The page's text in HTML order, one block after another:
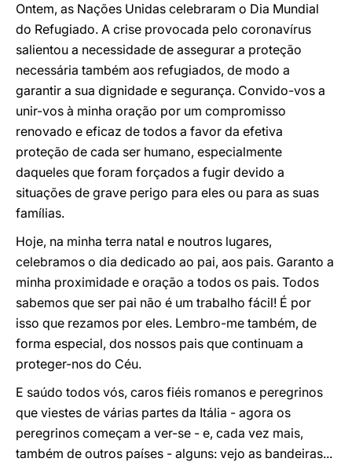
Ontem, as Nações Unidas celebraram o Dia Mundial
do Refugiado. A crise provocada pelo coronavírus
salientou a necessidade de assegurar a proteção
necessária também aos refugiados, de modo a
garantir a sua dignidade e segurança. Convido-vos a
unir-vos à minha oração por um compromisso
renovado e eficaz de todos a favor da efetiva
proteção de cada ser humano, especialmente
daqueles que foram forçados a fugir devido a
situações de grave perigo para eles ou para as suas
famílias.
Hoje, na minha terra natal e noutros lugares,
celebramos o dia dedicado ao pai, aos pais. Garanto a
minha proximidade e oração a todos os pais. Todos
sabemos que ser pai não é um trabalho fácil! É por
isso que rezamos por eles. Lembro-me também, de
forma especial, dos nossos pais que continuam a
proteger-nos do Céu.
E saúdo todos vós, caros fiéis romanos e peregrinos
que viestes de várias partes da Itália - agora os
peregrinos começam a ver-se - e, cada vez mais,
também de outros países - alguns: vejo as bandeiras...